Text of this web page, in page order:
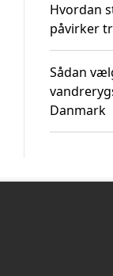
Hvordan
påvirker
Sådan
Danmark